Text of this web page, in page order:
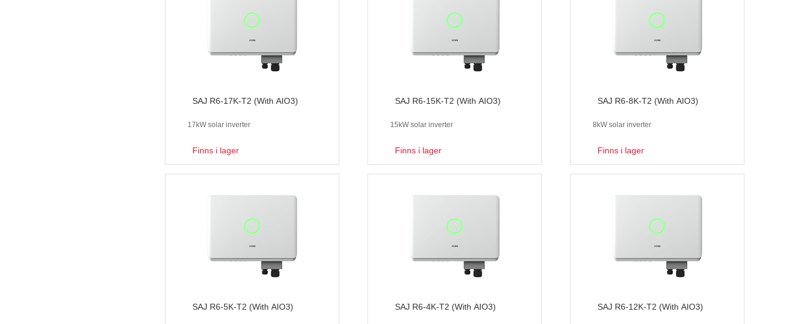
SAJ R6-17K-T2 (With AIO3)
17kW solar inverter
Finns i lager
SAJ R6-15K-T2 (With AIO3)
15kW solar inverter
Finns i lager
SAJ R6-8K-T2 (With AIO3)
8kW solar inverter
Finns i lager
SAJ R6-5K-T2 (With AIO3) SAJ R6-4K-T2 (With AIO3) SAJ R6-12K-T2 (With AIO3)